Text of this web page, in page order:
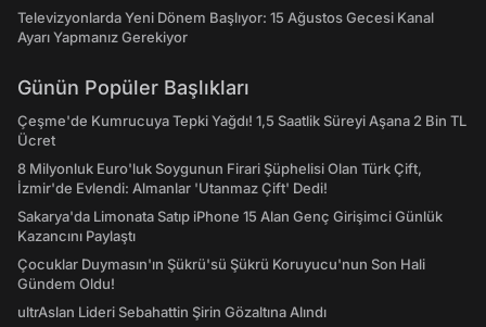
Televizyonlarda Yeni Dönem Başlıyor: 15 Ağustos Gecesi Kanal
Ayarı Yapmanız Gerekiyor
Günün Popüler Başlıkları
Çeşme'de Kumrucuya Tepki Yağdı! 1,5 Saatlik Süreyi Aşana 2 Bin TL
Ücret
8 Milyonluk Euro'luk Soygunun Firari Şüphelisi Olan Türk Çift,
İzmir'de Evlendi: Almanlar 'Utanmaz Çift' Dedi!
Sakarya'da Limonata Satıp iPhone 15 Alan Genç Girişimci Günlük
Kazancını Paylaştı
Çocuklar Duymasın'ın Şükrü'sü Şükrü Koruyucu'nun Son Hali
Gündem Oldu!
ultrAslan Lideri Sebahattin Şirin Gözaltına Alındı